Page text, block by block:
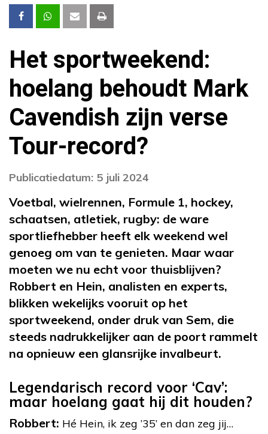
Het sportweekend:
hoelang behoudt Mark
Cavendish zijn verse
Tour-record?
Publicatiedatum: 5 juli 2024
Voetbal, wielrennen, Formule 1, hockey,
schaatsen, atletiek, rugby: de ware
sportliefhebber heeft elk weekend wel
genoeg om van te genieten. Maar waar
moeten we nu echt voor thuisblijven?
Robbert en Hein, analisten en experts,
blikken wekelijks vooruit op het
sportweekend, onder druk van Sem, die
steeds nadrukkelijker aan de poort rammelt
na opnieuw een glansrijke invalbeurt.
Legendarisch record voor ‘Cav’:
maar hoelang gaat hij dit houden?
Robbert: Hé Hein, ik zeg ’35’ en dan zeg jij…